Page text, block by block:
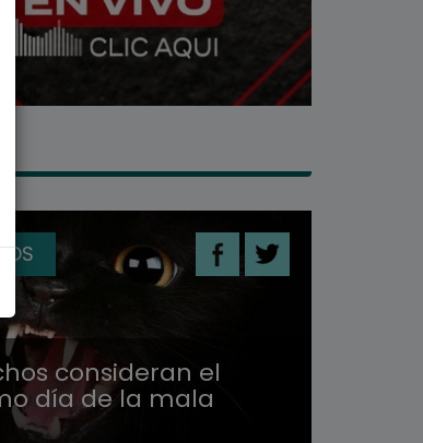
consideran el
día de la mala